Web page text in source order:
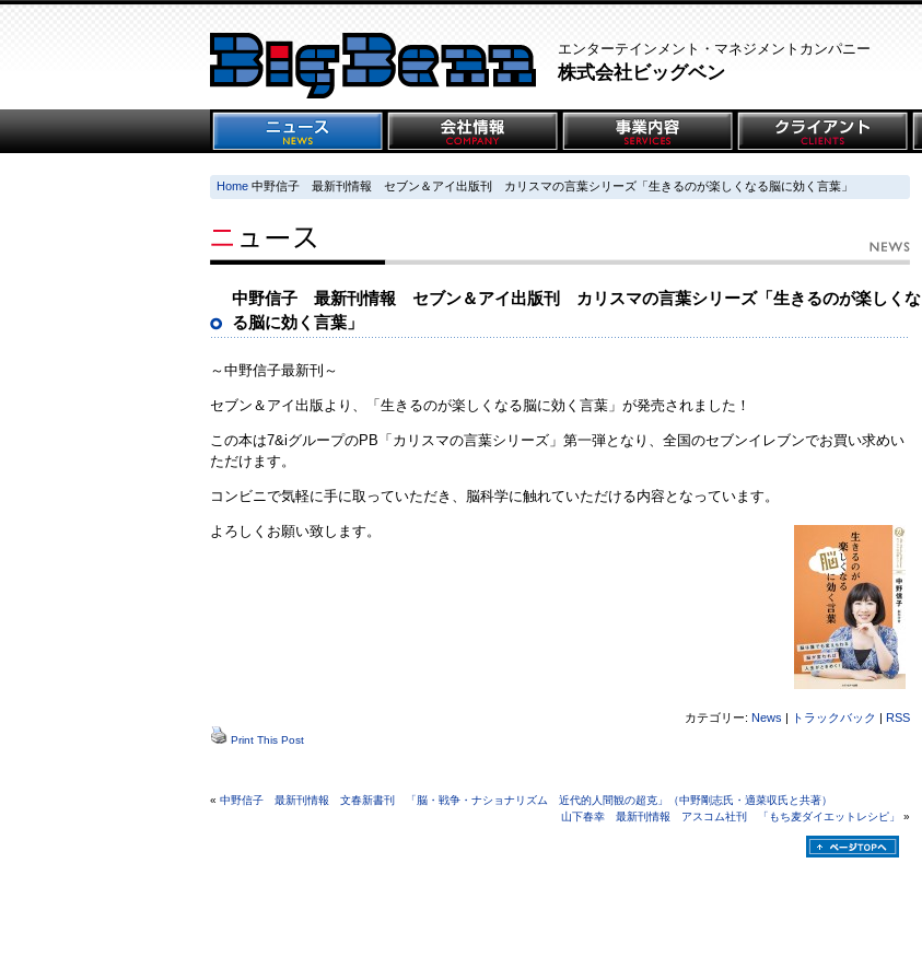
エンターテインメント・マネジメントカンパニー
株式会社ビッグベン
Home 中野信子 最新刊情報 セブン＆アイ出版刊 カリスマの言葉シリーズ「生きるのが楽しくなる脳に効く言葉」
中野信子 最新刊情報 セブン＆アイ出版刊 カリスマの言葉シリーズ「生きるのが楽しくな
る脳に効く言葉」
～中野信子最新刊～
セブン＆アイ出版より、「生きるのが楽しくなる脳に効く言葉」が発売されました！
この本は7&iグループのPB「カリスマの言葉シリーズ」第一弾となり、全国のセブンイレブンでお買い求めい
ただけます。
コンビニで気軽に手に取っていただき、脳科学に触れていただける内容となっています。
よろしくお願い致します。
カテゴリー: News | トラックバック | RSS
Print This Post
« 中野信子 最新刊情報 文春新書刊 「脳・戦争・ナショナリズム 近代的人間観の超克」（中野剛志氏・適菜収氏と共著）
山下春幸 最新刊情報 アスコム社刊 「もち麦ダイエットレシピ」
»